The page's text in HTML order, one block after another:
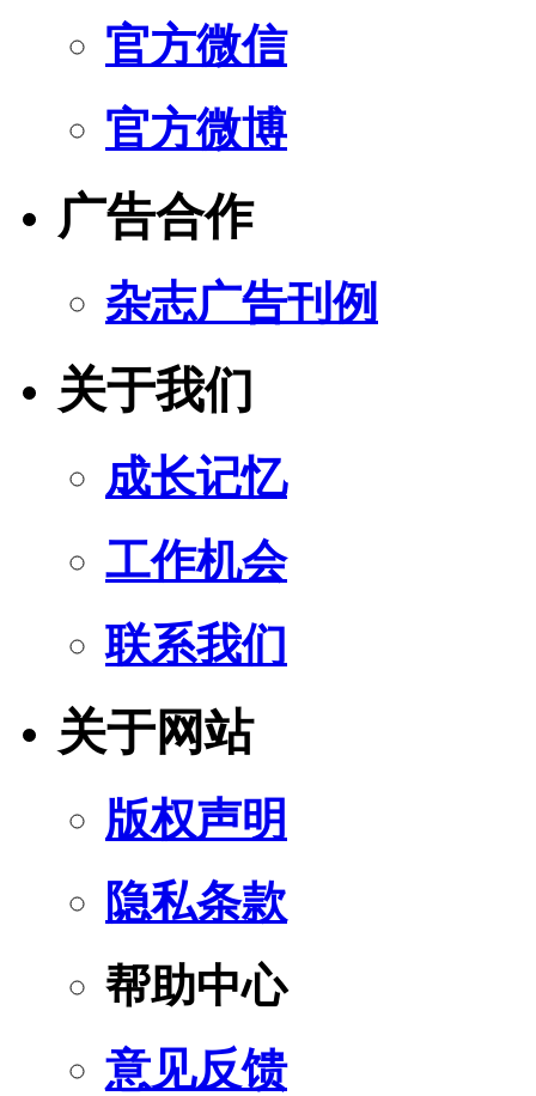
官方微信
官方微博
广告合作
杂志广告刊例
关于我们
成长记忆
工作机会
联系我们
关于网站
版权声明
隐私条款
帮助中心
意见反馈